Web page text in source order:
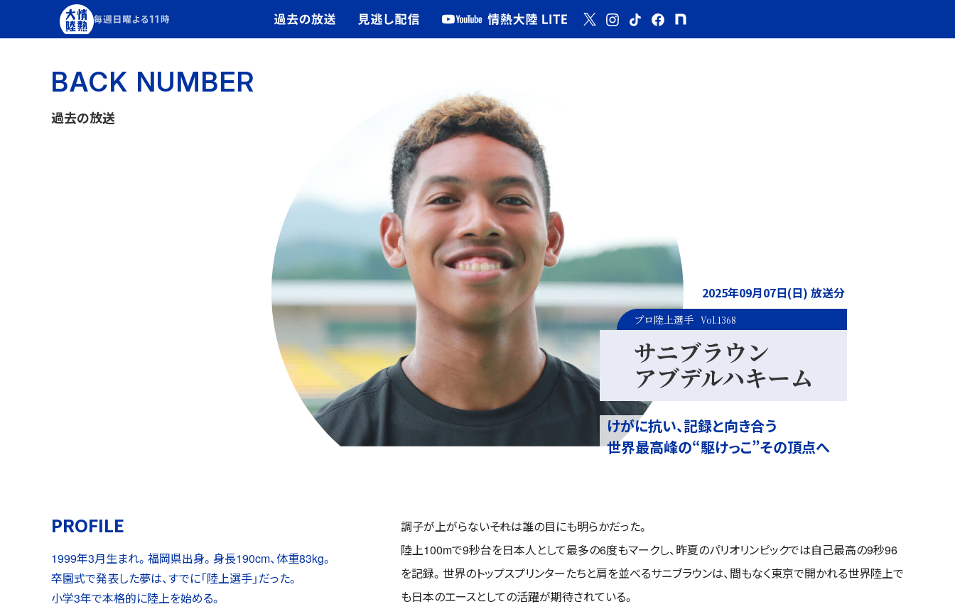
BACK NUMBER
過去の放送
2025年09月07日(日) 放送分
サニブラウン
アブデルハキーム
プロ陸上選手 Vol.1368
けがに抗い、記録と向き合う
世界最高峰の“駆けっこ”その頂点へ
調子が上がらない――それは誰の目にも明らかだった。
陸上100mで9秒台を日本人として最多の6度もマークし、昨夏のパリオリンピックでは自己最高の9秒96
を記録。世界のトップスプリンターたちと肩を並べるサニブラウンは、間もなく東京で開かれる世界陸上で
も日本のエースとしての活躍が期待されている。
PROFILE
1999年3月生まれ。福岡県出身。身長190cm、体重83kg。
卒園式で発表した夢は、すでに「陸上選手」だった。
小学3年で本格的に陸上を始める。